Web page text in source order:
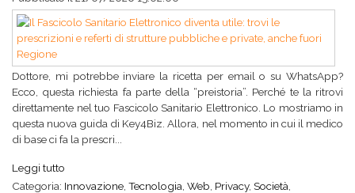
Dottore, mi potrebbe inviare la ricetta per email o su WhatsApp?
Ecco, questa richiesta fa parte della “preistoria”. Perché te la ritrovi
direttamente nel tuo Fascicolo Sanitario Elettronico. Lo mostriamo in
questa nuova guida di Key4Biz. Allora, nel momento in cui il medico
di base ci fa la prescri...
Leggi tutto
Categoria: Innovazione Tecnologia Web Privacy, Società